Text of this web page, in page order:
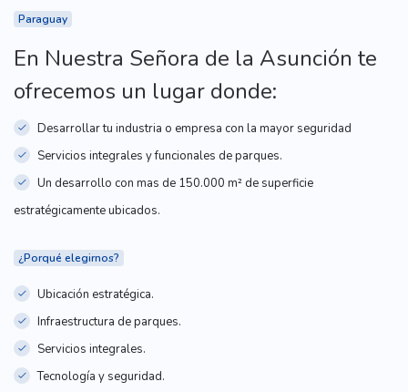
Paraguay
En Nuestra Señora de la Asunción te
ofrecemos un lugar donde:
Desarrollar tu industria o empresa con la mayor seguridad
Servicios integrales y funcionales de parques.
Un desarrollo con mas de 150.000 m² de superficie
estratégicamente ubicados.
¿Porqué elegirnos?
Ubicación estratégica.
Infraestructura de parques.
Servicios integrales.
Tecnología y seguridad.